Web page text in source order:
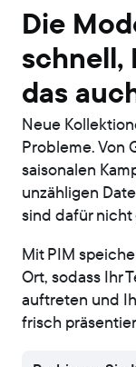
Die
schnell,
das
Neue
Probleme. Von
saisonalen
unzähligen
sind dafür
Mit PIM
Ort, sodass Ihr
auftreten und
frisch